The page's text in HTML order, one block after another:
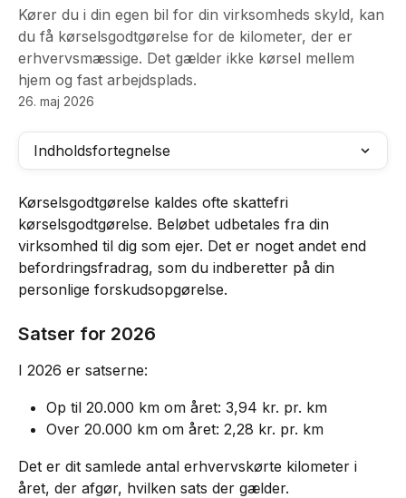
Kører du i din egen bil for din virksomheds skyld, kan
du få kørselsgodtgørelse for de kilometer, der er
erhvervsmæssige. Det gælder ikke kørsel mellem
hjem og fast arbejdsplads.
26. maj 2026
Indholdsfortegnelse
Kørselsgodtgørelse kaldes ofte skattefri
kørselsgodtgørelse. Beløbet udbetales fra din
virksomhed til dig som ejer. Det er noget andet end
befordringsfradrag, som du indberetter på din
personlige forskudsopgørelse.
Satser for 2026
I 2026 er satserne:
Op til 20.000 km om året: 3,94 kr. pr. km
Over 20.000 km om året: 2,28 kr. pr. km
Det er dit samlede antal erhvervskørte kilometer i
året, der afgør, hvilken sats der gælder.